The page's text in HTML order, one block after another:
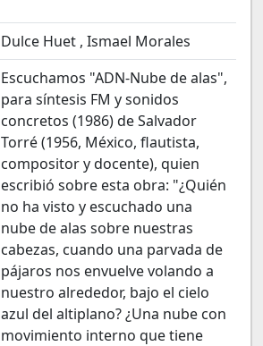
Dulce Huet , Ismael Morales
Escuchamos "ADN-Nube de alas",
para síntesis FM y sonidos
concretos (1986) de Salvador
Torré (1956, México, flautista,
compositor y docente), quien
escribió sobre esta obra: "¿Quién
no ha visto y escuchado una
nube de alas sobre nuestras
cabezas, cuando una parvada de
pájaros nos envuelve volando a
nuestro alrededor, bajo el cielo
azul del altiplano? ¿Una nube con
movimiento interno que tiene